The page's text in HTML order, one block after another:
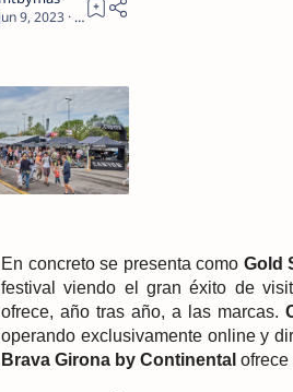
1
En concreto se presenta como Gold
festival viendo el gran éxito de
ofrece, año tras año, a las marcas.
operando exclusivamente online y
Brava Girona by Continental ofrece